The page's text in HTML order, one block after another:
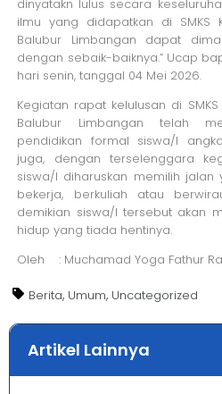
dinyatakn lulus secara
ilmu yang didapatkan di SMKS
Balubur Limbangan dapat
dengan sebaik-baiknya.” Ucap
hari senin, tanggal 04 Mei 2026.
Kegiatan rapat kelulusan di
Balubur Limbangan telah
pendidikan formal siswa/I
juga, dengan terselenggara
siswa/I diharuskan memilih
bekerja, berkuliah atau
demikian siswa/I tersebut akan
hidup yang tiada hentinya.
Oleh : Muchamad Yoga Fathur
Berita, Umum, Uncategorized
Artikel Lainnya